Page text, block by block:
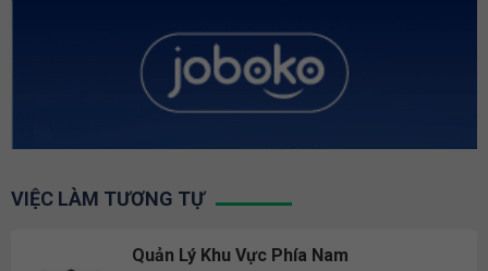
VIỆC LÀM TƯƠNG TỰ
Quản Lý Khu Vực Phía Nam